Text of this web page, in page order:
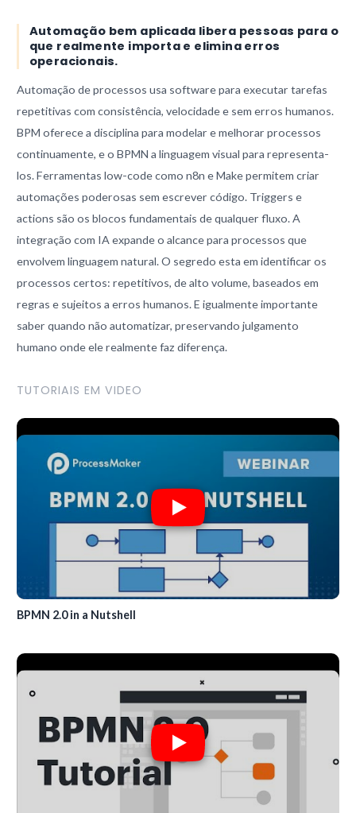
Automação bem aplicada libera pessoas para o
que realmente importa e elimina erros
operacionais.
Automação de processos usa software para executar tarefas
repetitivas com consistência, velocidade e sem erros humanos.
BPM oferece a disciplina para modelar e melhorar processos
continuamente, e o BPMN a linguagem visual para representa-
los. Ferramentas low-code como n8n e Make permitem criar
automações poderosas sem escrever código. Triggers e
actions são os blocos fundamentais de qualquer fluxo. A
integração com IA expande o alcance para processos que
envolvem linguagem natural. O segredo esta em identificar os
processos certos: repetitivos, de alto volume, baseados em
regras e sujeitos a erros humanos. E igualmente importante
saber quando não automatizar, preservando julgamento
humano onde ele realmente faz diferença.
TUTORIAIS EM VIDEO
BPMN 2.0 in a Nutshell